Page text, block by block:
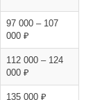
97 000 – 107
000 ₽
112 000 – 124
000 ₽
135 000 ₽